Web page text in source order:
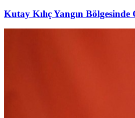
Kutay Kılıç Yangın